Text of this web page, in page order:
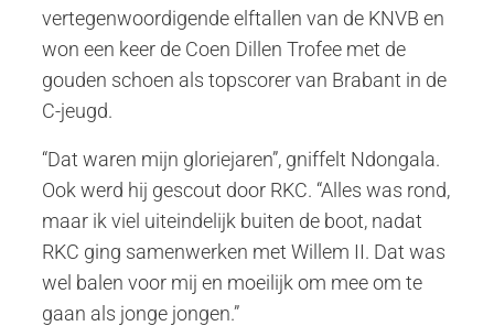
vertegenwoordigende elftallen van de KNVB en
won een keer de Coen Dillen Trofee met de
gouden schoen als topscorer van Brabant in de
C-jeugd.
“Dat waren mijn gloriejaren”, gniffelt Ndongala.
Ook werd hij gescout door RKC. “Alles was rond,
maar ik viel uiteindelijk buiten de boot, nadat
RKC ging samenwerken met Willem II. Dat was
wel balen voor mij en moeilijk om mee om te
gaan als jonge jongen.”